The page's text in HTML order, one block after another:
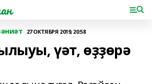
27 ОКТЯБРЯ 2019, 20:58
үәт, өҙҙөрә